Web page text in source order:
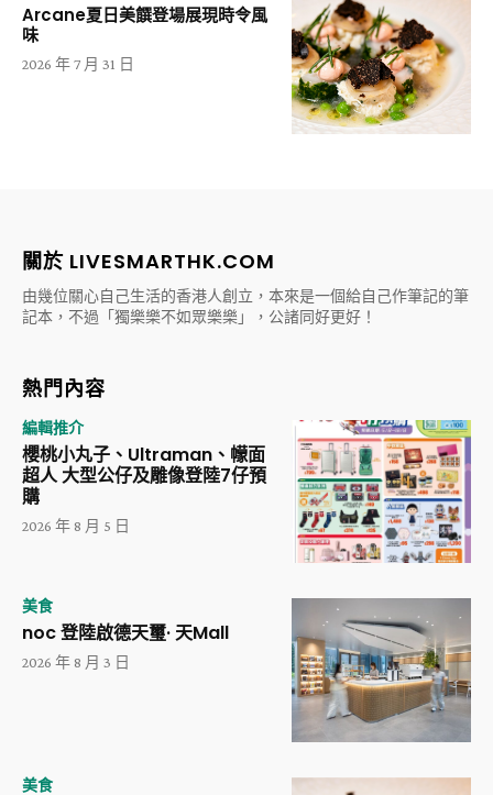
Arcane夏日美饌登場展現時令風
味
2026 年 7 月 31 日
關於 LIVESMARTHK.COM
由幾位關心自己生活的香港人創立，本來是一個給自己作筆記的筆
記本，不過「獨樂樂不如眾樂樂」，公諸同好更好！
熱門內容
編輯推介
櫻桃小丸子、Ultraman、幪面
超人 大型公仔及雕像登陸7仔預
購
2026 年 8 月 5 日
美食
noc 登陸啟德天璽· 天Mall
2026 年 8 月 3 日
美食